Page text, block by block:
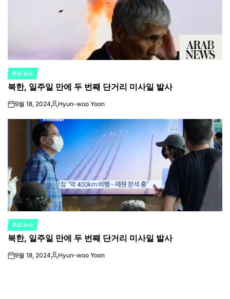
POSTED
IN
주요 뉴스
북한, 일주일 만에 두 번째 단거리 미사일 발사
on9월 18, 2024Posted
Hyun-woo Yoon
POSTED
IN
주요 뉴스
북한, 일주일 만에 두 번째 단거리 미사일 발사
on9월 18, 2024Posted
Hyun-woo Yoon